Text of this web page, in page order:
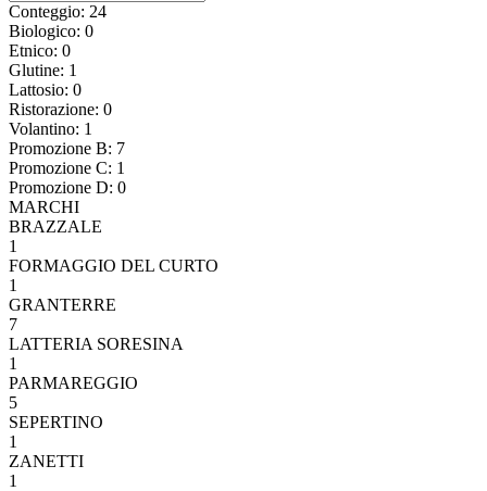
Conteggio: 24
Biologico: 0
Etnico: 0
Glutine: 1
Lattosio: 0
Ristorazione: 0
Volantino: 1
Promozione B: 7
Promozione C: 1
Promozione D: 0
MARCHI
BRAZZALE
1
FORMAGGIO DEL CURTO
1
GRANTERRE
7
LATTERIA SORESINA
1
PARMAREGGIO
5
SEPERTINO
1
ZANETTI
1